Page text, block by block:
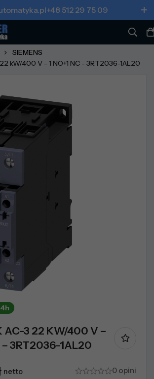
+48 512 29 75 09
SIEMENS
kW/400 V - 1 NO+1 NC - 3RT2036-1AL20
AC-3 22 KW/400 V –
– 3RT2036-1AL20
netto 0 opini